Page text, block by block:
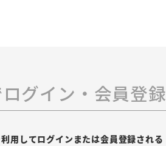
グイン・会員登録
用してログインまたは会員登録される